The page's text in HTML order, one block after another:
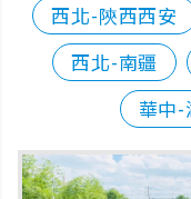
西北-陝西西安
西北-南疆
華中-